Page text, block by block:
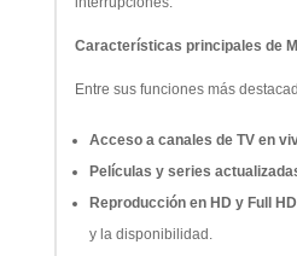
Características principales de
Entre sus funciones más
Acceso a canales de TV en
Películas y series
Reproducción en HD y Full HD
y la disponibilidad.